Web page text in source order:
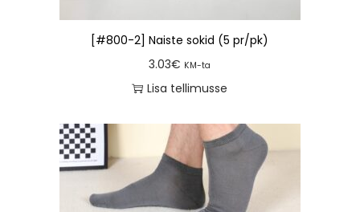
[#800-2] Naiste sokid (5 pr/pk)
3.03€ KM-ta
Lisa tellimusse